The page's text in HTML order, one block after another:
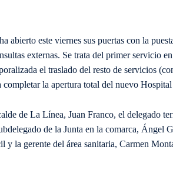
abierto este viernes sus puertas con la
externas. Se trata del primer servicio
el traslado del resto de servicios
la apertura total del nuevo
de La Línea, Juan Franco, el delegado
de la Junta en la comarca, Ángel
la gerente del área sanitaria, Carmen